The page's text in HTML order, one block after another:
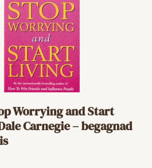
Worrying and Start
Carnegie – begagnad